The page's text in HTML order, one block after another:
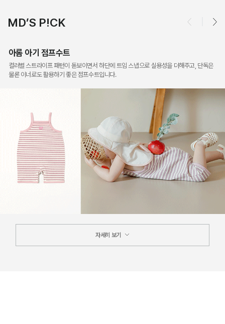
MD’S P!CK
아롬 아기 점프수트
컬러별 스트라이프 패턴이 돋보이면서 하단에 트임 스냅으로 실용성을 더해주고, 단독은
물론 이너로도 활용하기 좋은 점프수트입니다.
자세히 보기